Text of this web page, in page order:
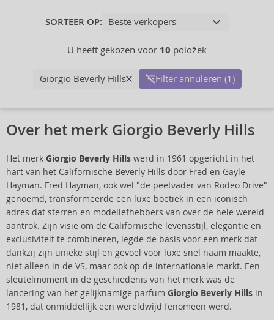
SORTEER OP:
U heeft gekozen voor 10 položek
Giorgio Beverly Hills Filter annuleren (1)
Over het merk Giorgio Beverly Hills
Het merk Giorgio Beverly Hills werd in 1961 opgericht in het
hart van het Californische Beverly Hills door Fred en Gayle
Hayman. Fred Hayman, ook wel "de peetvader van Rodeo Drive"
genoemd, transformeerde een luxe boetiek in een iconisch
adres dat sterren en modeliefhebbers van over de hele wereld
aantrok. Zijn visie om de Californische levensstijl, elegantie en
exclusiviteit te combineren, legde de basis voor een merk dat
dankzij zijn unieke stijl en gevoel voor luxe snel naam maakte,
niet alleen in de VS, maar ook op de internationale markt. Een
sleutelmoment in de geschiedenis van het merk was de
lancering van het gelijknamige parfum Giorgio Beverly Hills in
1981, dat onmiddellijk een wereldwijd fenomeen werd.